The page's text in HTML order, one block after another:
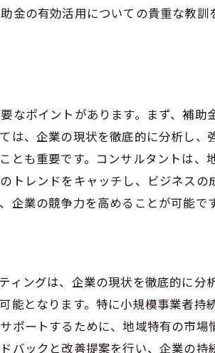
金の有効活用についての貴重な教訓
なポイントがあります。まず、補助
は、企業の現状を徹底的に分析し、
とも重要です。コンサルタントは、
トレンドをキャッチし、ビジネスの
業の競争力を高めることが可能です
ングは、企業の現状を徹底的に分析
能となります。特に小規模事業者持
ポートするために、地域特有の市場
バックと改善提案を行い、企業の持